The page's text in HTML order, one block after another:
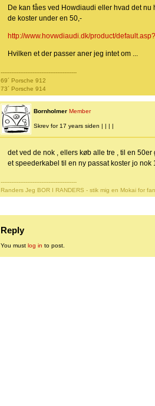
De kan fåes ved Howdiaudi eller hvad det nu
de koster under en 50,-
http://www.hovwdiaudi.dk/product/
Hvilken et der passer aner jeg intet om ...
-------------------------------------------
69´ Porsche 912
73´ Porsche 914
Bornholmer Member
Skrev for 17 years siden | | | |
det ved de nok , ellers køb alle tre , til en 50er
et speederkabel til en ny passat koster jo nok
-------------------------------------------
Randers Jeg BOR I RANDERS - stik mig en Mokai for
Reply
You must log in to post.